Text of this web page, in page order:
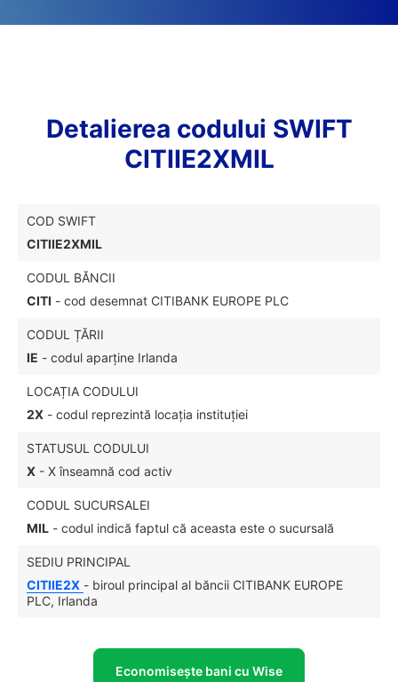
Detalierea codului SWIFT
CITIIE2XMIL
COD SWIFT
CITIIE2XMIL
CODUL BĂNCII
CITI - cod desemnat CITIBANK EUROPE PLC
CODUL ȚĂRII
IE - codul aparține Irlanda
LOCAȚIA CODULUI
2X - codul reprezintă locația instituției
STATUSUL CODULUI
X - X înseamnă cod activ
CODUL SUCURSALEI
MIL - codul indică faptul că aceasta este o sucursală
SEDIU PRINCIPAL
CITIIE2X - biroul principal al băncii CITIBANK EUROPE
PLC, Irlanda
Economisește bani cu Wise